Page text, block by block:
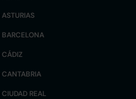
ASTURIAS
BARCELONA
CÁDIZ
CANTABRIA
CIUDAD REAL